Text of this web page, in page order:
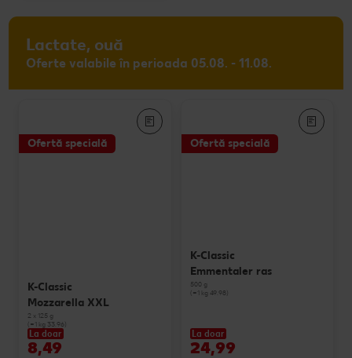
Lactate, ouă
Oferte valabile în perioada 05.08. - 11.08.
Ofertă specială
K-Classic
Mozzarella XXL
2 x 125 g
(=1 kg 33.96)
La doar
8,49
Ofertă specială
K-Classic
Emmentaler ras
500 g
(=1 kg 49.98)
La doar
24,99